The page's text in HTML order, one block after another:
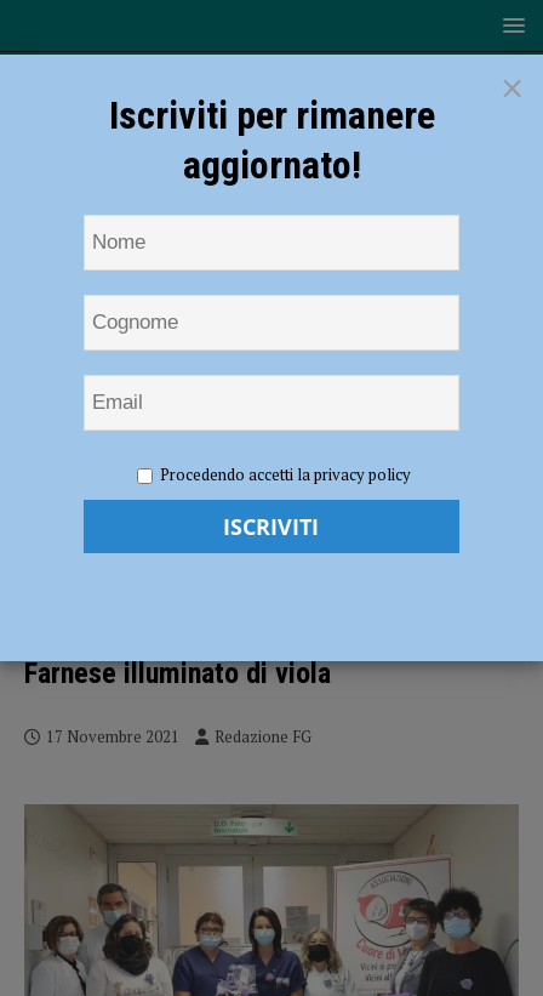
prematuro: soffici coccole da Cuore di Maglia e un percorso per i
genitori dei bimbi nati prima del termine. Farnese illuminato di viola
Giornata del prematuro: soffici coccole
Farnese illuminato di viola
17 Novembre 2021 Redazione FG
×
Iscriviti per rimanere
aggiornato!
Procedendo accetti la privacy policy